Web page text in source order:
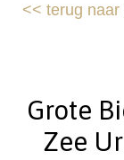
<<terug
Grote
Zee